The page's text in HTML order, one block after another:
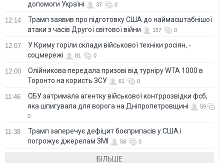
допомоги Україні
37 0
12:14
Трамп заявив про підготовку США до наймасштабнішої
атаки з часів Другої світової війни
157 0
12:07
У Криму горіли склади військової техніки росіян, -
соцмережі
81 0
12:00
Олійникова передала призові від турніру WTA 1000 в
Торонто на користь ЗСУ
61 0
11:46
СБУ затримала агентку військової контррозвідки фсб,
яка шпигувала для ворога на Дніпропетровщині
59
0
11:38
Трамп заперечує дефіцит боєприпасів у США і
погрожує джерелам ЗМІ
58 0
БІЛЬШЕ